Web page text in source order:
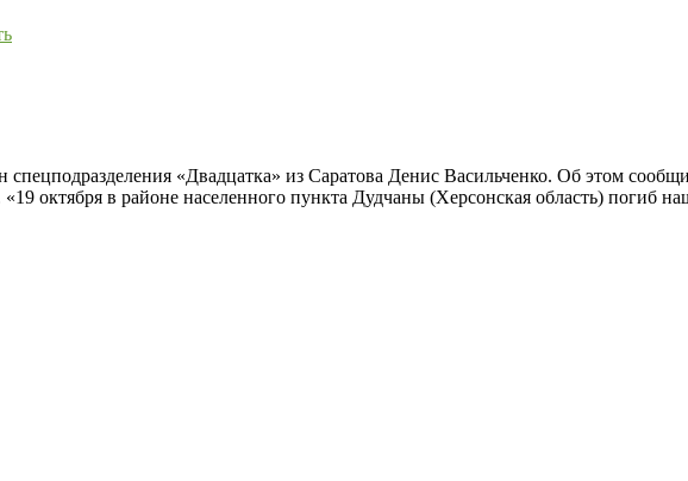
спецподразделения «Двадцатка» из Саратова Денис Васильченко. Об этом
октября в районе населенного пункта Дудчаны (Херсонская область) погиб